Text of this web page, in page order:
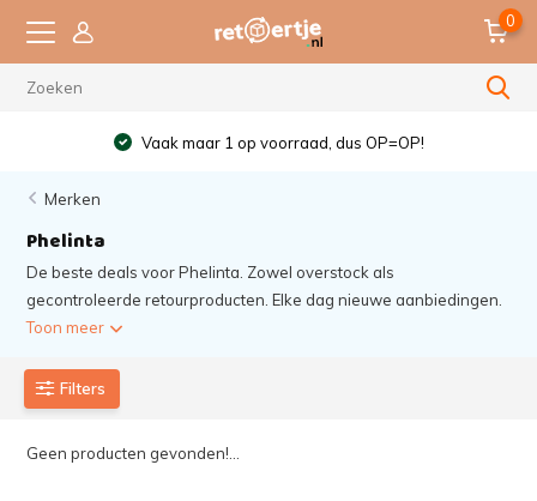
0
Vaak maar 1 op voorraad, dus OP=OP!
Merken
Phelinta
De beste deals voor Phelinta. Zowel overstock als
gecontroleerde retourproducten. Elke dag nieuwe aanbiedingen.
Toon meer
Filters
Geen producten gevonden!...